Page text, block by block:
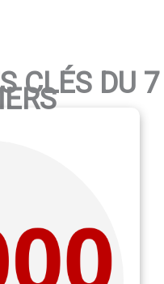
CLÉS DU 7